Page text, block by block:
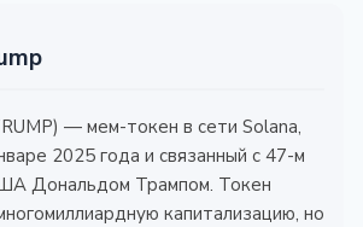
— мем-токен в сети Solana,
2025 года и связанный с 47-м
Дональдом Трампом. Токен
капитализацию, но